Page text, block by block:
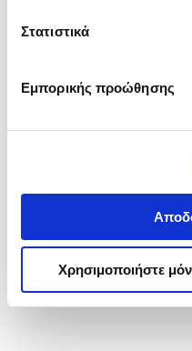
Στατιστικά
Εμπορικής προώθησης
Χρησιμοποιήστε